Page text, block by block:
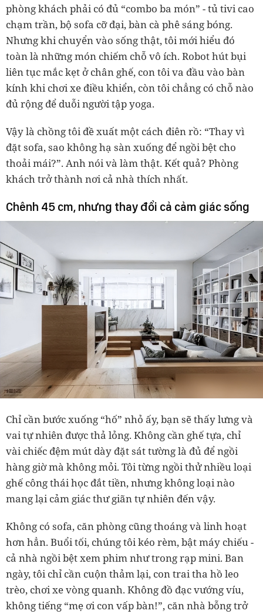
phòng khách phải có đủ “combo ba món” -tủ tivi cao
chạm trần, bộ sofa cỡ đại, bàn cà phê sáng bóng.
Nhưng khi chuyển vào sống thật, tôi mới hiểu đó
toàn là những món chiếm chỗ vô ích. Robot hút bụi
liên tục mắc kẹt ở chân ghế, con tôi va đầu vào bàn
kính khi chơi xe điều khiển, còn tôi chẳng có chỗ nào
đủ rộng để duỗi người tập yoga.
Vậy là chồng tôi đề xuất một cách điên rồ: “Thay vì
đặt sofa, sao không hạ sàn xuống để ngồi bệt cho
thoải mái?”. Anh nói và làm thật. Kết quả? Phòng
khách trở thành nơi cả nhà thích nhất.
Chênh 45 cm, nhưng thay đổi cả cảm giác sống
Chỉ cần bước xuống “hố” nhỏ ấy, bạn sẽ thấy lưng và
vai tự nhiên được thả lỏng. Không cần ghế tựa, chỉ
vài chiếc đệm mút dày đặt sát tường là đủ để ngồi
hàng giờ mà không mỏi. Tôi từng ngồi thử nhiều loại
ghế công thái học đắt tiền, nhưng không loại nào
mang lại cảm giác thư giãn tự nhiên đến vậy.
Không có sofa, căn phòng cũng thoáng và linh hoạt
hơn hẳn. Buổi tối, chúng tôi kéo rèm, bật máy chiếu-
cả nhà ngồi bệt xem phim như trong rạp mini. Ban
ngày, tôi chỉ cần cuộn thảm lại, con trai tha hồ leo
trèo, chơi xe vòng quanh. Không đồ đạc vướng víu,
không tiếng “mẹ ơi con vấp bàn!”, căn nhà bỗng trở